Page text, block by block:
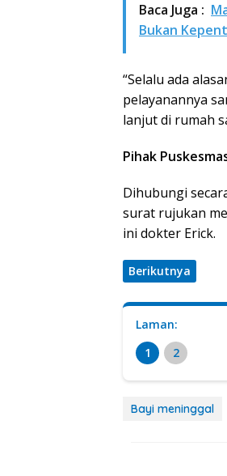
Baca Juga :
Bukan
“Selalu ada
pelayanannya
lanjut di rumah
Pihak
Dihubungi
surat rujukan
ini dokter Erick.
Berikutnya
Laman:
1
2
Bayi meninggal